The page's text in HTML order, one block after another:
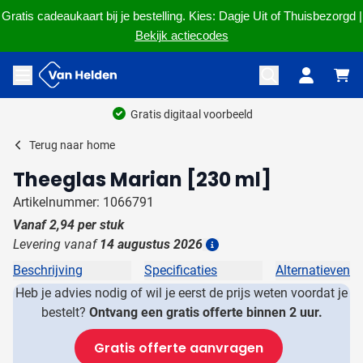
Gratis cadeaukaart bij je bestelling. Kies: Dagje Uit of Thuisbezorgd |
Bekijk actiecodes
Ga naar de inhoud
Menu openen
Gratis digitaal voorbeeld
Terug naar home
Theeglas Marian [230 ml]
Artikelnummer: 1066791
Vanaf2,94 per stuk
Levering vanaf 14 augustus 2026
Beschrijving Specificaties
Alternatieven
Heb je advies nodig of wil je eerst de prijs weten voordat je
bestelt? Ontvang een gratis offerte binnen 2 uur.
Gratis offerte aanvragen